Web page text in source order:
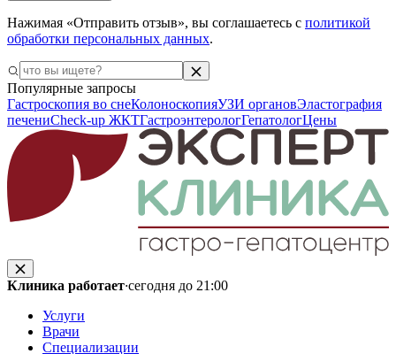
Нажимая «Отправить отзыв», вы соглашаетесь с политикой
обработки персональных данных.
Популярные запросы
Гастроскопия во снеКолоноскопияУЗИ органовЭластография
печениCheck-up ЖКТГастроэнтерологГепатологЦены
Клиника работает·сегодня до 21:00
Услуги
Врачи
Специализации